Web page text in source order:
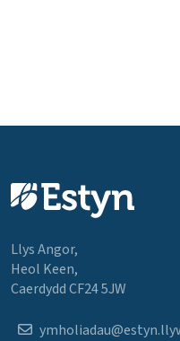
Llys Angor,
Heol Keen,
Caerdydd CF24 5JW